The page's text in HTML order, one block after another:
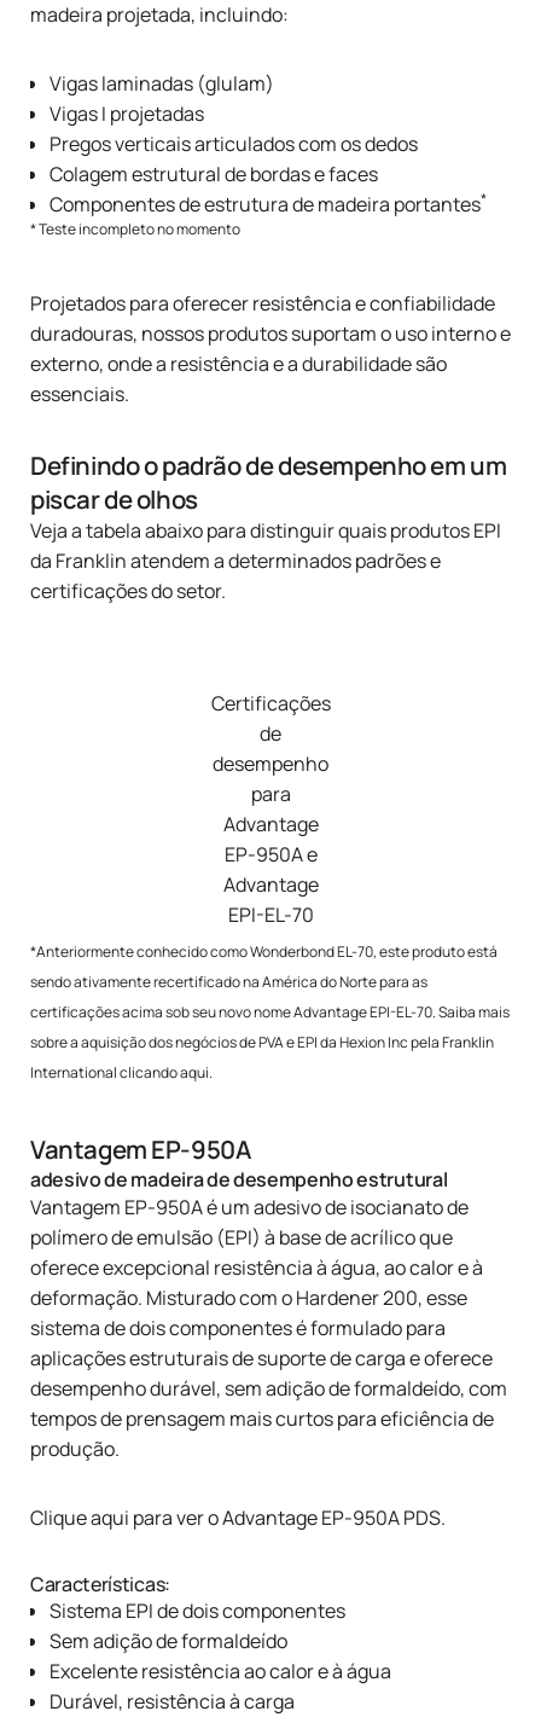
madeira projetada, incluindo:
Vigas laminadas (glulam)
Vigas I projetadas
Pregos verticais articulados com os dedos
Colagem estrutural de bordas e faces
Componentes de estrutura de madeira portantes*
* Teste incompleto no momento
Projetados para oferecer resistência e confiabilidade
duradouras, nossos produtos suportam o uso interno e
externo, onde a resistência e a durabilidade são
essenciais.
Definindo o padrão de desempenho em um
piscar de olhos
Veja a tabela abaixo para distinguir quais produtos EPI
da Franklin atendem a determinados padrões e
certificações do setor.
Certificações
de
desempenho
para
Advantage
EP-950A e
Advantage
EPI-EL-70
*Anteriormente conhecido como Wonderbond EL-70, este produto está
sendo ativamente recertificado na América do Norte para as
certificações acima sob seu novo nome Advantage EPI-EL-70. Saiba mais
sobre a aquisição dos negócios de PVA e EPI da Hexion Inc pela Franklin
Internationalclicando aqui.
Vantagem EP-950A
adesivo de madeira de desempenho estrutural
Vantagem EP-950Aé um adesivo de isocianato de
polímero de emulsão (EPI) à base de acrílico que
oferece excepcional resistência à água, ao calor e à
deformação. Misturado com o Hardener 200, esse
sistema de dois componentes é formulado para
aplicações estruturais de suporte de carga e oferece
desempenho durável, sem adição de formaldeído, com
tempos de prensagem mais curtos para eficiência de
produção.
Clique aqui para ver o Advantage EP-950A PDS.
Características:
Sistema EPI de dois componentes
Sem adição de formaldeído
Excelente resistência ao calor e à água
Durável, resistência à carga